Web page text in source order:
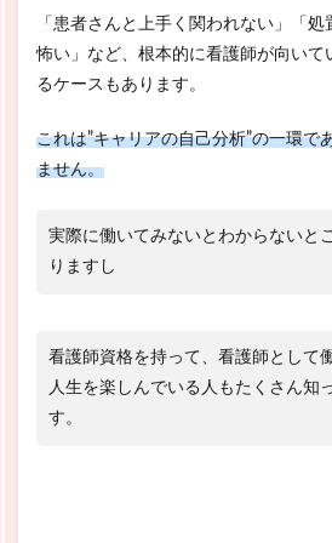
「患者さんと上手く関われない」「
怖い」など、根本的に看護師が向いて
るケースもあります。
これは”キャリアの自己分析”の一環で
ません。
実際に働いてみないとわからないと
りますし
看護師資格を持って、看護師として
人生を楽しんでいる人もたくさん知
す。